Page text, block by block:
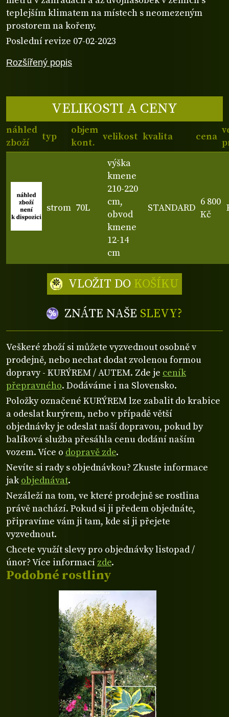
Rozšířený popis
teplejším klimatem na místech s neomezeným
prostorem na kořeny.
Poslední revize 07-02-2023
VELIKOSTI A CENY
náhled
zboží
typ
objem
kont.
velikost kvalita cena
strom 70L
výška
kmene
210-220
cm,
obvod
kmene
12-14
cm
STANDARD
6 800
Kč
ZNÁTE NAŠE SLEVY?
VLOŽIT DO KOŠÍKU
Podobné rostliny
Veškeré zboží si můžete vyzvednout osobně v
prodejně, nebo nechat dodat zvolenou formou
dopravy - KURÝREM / AUTEM. Zde je ceník
přepravného. Dodáváme i na Slovensko.
Položky označené KURÝREM lze zabalit do krabice
a odeslat kurýrem, nebo v případě větší
objednávky je odeslat naší dopravou, pokud by
balíková služba přesáhla cenu dodání naším
vozem. Více o dopravě zde.
Nevíte si rady s objednávkou? Zkuste informace
jakobjednávat.
Nezáleží na tom, ve které prodejně se rostlina
právě nachází. Pokud si ji předem objednáte,
připravíme vám ji tam, kde si ji přejete
vyzvednout.
Chcete využít slevy pro objednávky listopad /
únor? Více informací zde.